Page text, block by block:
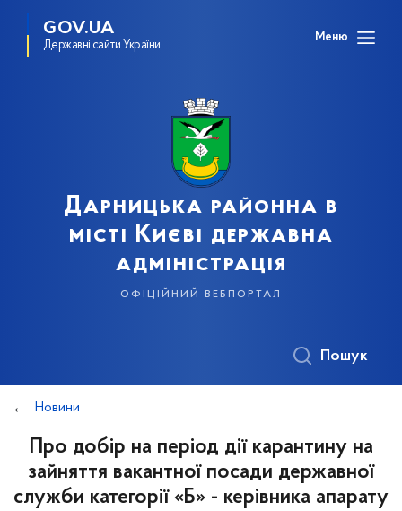
GOV.UA
Державні сайти України
Меню
Дарницька районна в
місті Києві державна
адміністрація
офіційний вебпортал
Пошук
Новини
Про добір на період дії карантину на
зайняття вакантної посади державної
служби категорії «Б» - керівника апарату